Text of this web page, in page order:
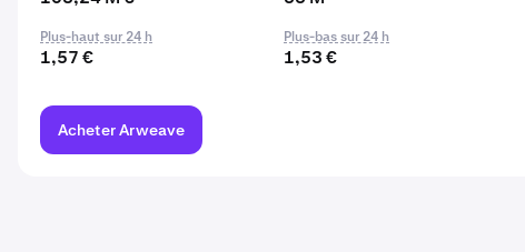
Plus-haut sur 24 h
1,57 €
Plus-bas sur 24 h
1,53 €
Acheter Arweave